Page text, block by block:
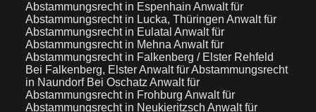
Abstammungsrecht in Espenhain Anwalt für
Abstammungsrecht in Lucka, Thüringen Anwalt für
Abstammungsrecht in Eulatal Anwalt für
Abstammungsrecht in Mehna Anwalt für
Abstammungsrecht in Falkenberg / Elster Rehfeld
Bei Falkenberg, ElsterAnwalt für Abstammungsrecht
in Naundorf Bei Oschatz Anwalt für
Abstammungsrecht in Frohburg Anwalt für
Abstammungsrecht in Neukieritzsch Anwalt für